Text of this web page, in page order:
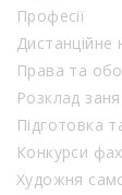
Професії
Дистанційне
Права та
Розклад
Підготовка
Конкурси
Художня